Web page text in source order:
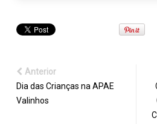
Anterior
Dia das Crianças na APAE
Valinhos